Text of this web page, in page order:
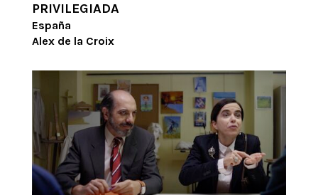
PRIVILEGIADA
España
Alex de la Croix